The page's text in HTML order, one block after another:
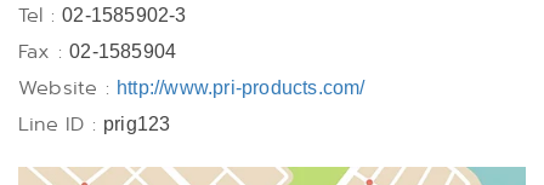
Tel :02-1585902-3
Fax :02-1585904
Website : http://www.pri-products.com/
Line ID : prig123